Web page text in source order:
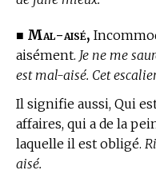
■ Mal-aisé,
aisément. Je ne me
est mal-aisé. Cet
Il signifie aussi, Qui
affaires, qui a de la
laquelle il est obligé.
aisé.